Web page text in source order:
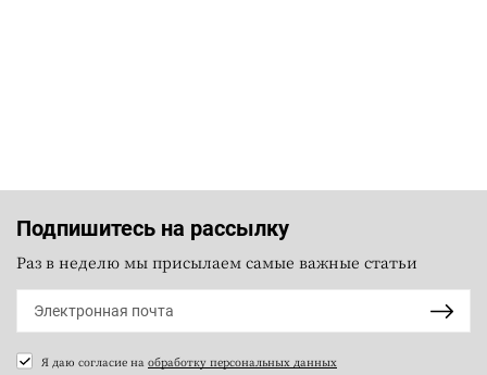
Подпишитесь на рассылку
Раз в неделю мы присылаем самые важные статьи
Я даю согласие на обработку персональных данных